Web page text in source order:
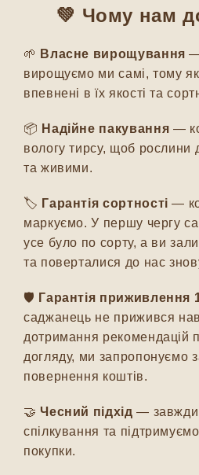
💚 Чому нам
🌱 Власне вирощування —
вирощуємо ми самі, тому
впевнені в їх якості та
📦 Надійне пакування —
вологу тирсу, щоб рослини
та живими.
🏷️ Гарантія сортності —
маркуємо. У першу чергу
усе було по сорту, а ви
та поверталися до нас
🛡️ Гарантія приживлення
саджанець не прижився
дотримання рекомендацій
догляду, ми запропонуємо
повернення коштів.
🤝Чесний підхід — завжди
спілкування та підтримуємо
покупки.